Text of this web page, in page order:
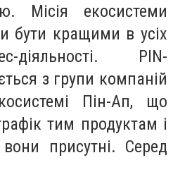
Місія екосистеми
бути кращими в усіх
діяльності. PIN-
з групи компаній
Пін-Ап, що
тим продуктам і
присутні. Серед